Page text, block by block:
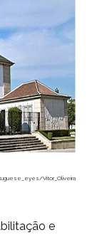
Vitor_Oliveira
e